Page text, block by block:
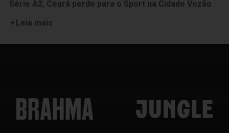
Série A2, Ceará perde para o Sport na Cidade Vozão
Leia mais